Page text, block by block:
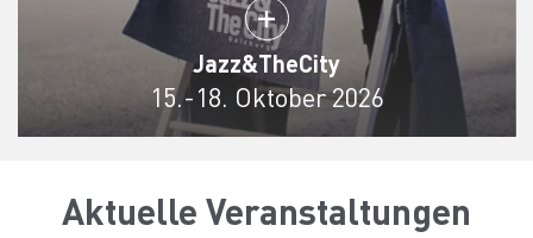
Jazz&TheCity
15.-18. Oktober 2026
Aktuelle Veranstaltungen